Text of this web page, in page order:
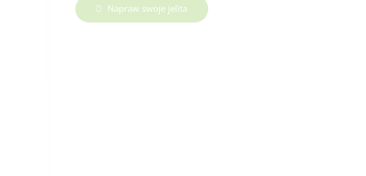
Napraw swoje jelita